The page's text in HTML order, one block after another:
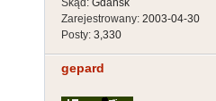
Skąd: Gdańsk
Zarejestrowany: 2003-04-30
Posty: 3,330
gepard